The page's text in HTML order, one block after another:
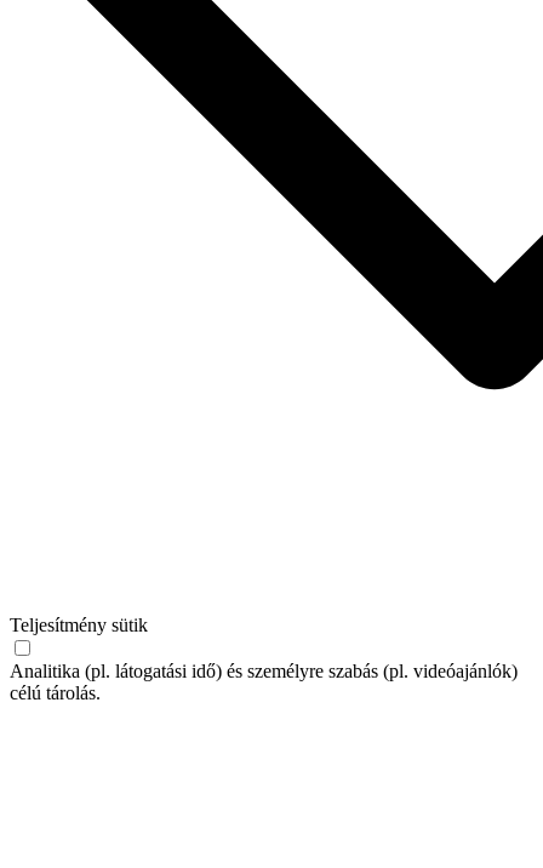
Teljesítmény sütik
Analitika (pl. látogatási idő) és személyre szabás (pl. videóajánlók)
célú tárolás.